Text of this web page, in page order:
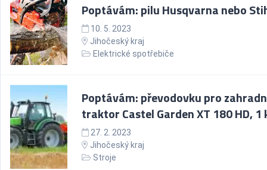
Poptávám: pilu Husqvarna nebo
10. 5. 2023
Jihočeský kraj
Elektrické spotřebiče
Poptávám: převodovku pro
traktor Castel Garden XT 180 HD, 1
27. 2. 2023
Jihočeský kraj
Stroje